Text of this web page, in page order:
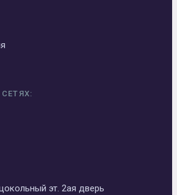
эт. 2ая дверь